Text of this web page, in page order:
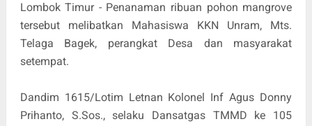
Lombok Timur - Penanaman ribuan pohon mangrove
tersebut melibatkan Mahasiswa KKN Unram, Mts.
Telaga Bagek, perangkat Desa dan masyarakat
setempat.
Dandim 1615/Lotim Letnan Kolonel Inf Agus Donny
Prihanto, S.Sos., selaku Dansatgas TMMD ke 105